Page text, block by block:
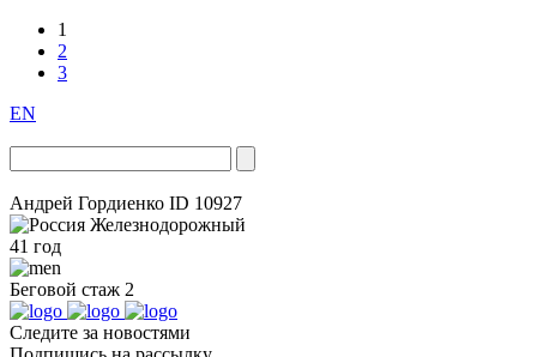
1
2
3
EN
Андрей Гордиенко ID 10927
Железнодорожный
41 год
Беговой стаж 2
Следите за новостями